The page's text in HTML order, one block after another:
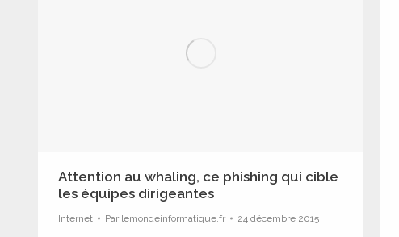
Attention au whaling, ce phishing qui cible
les équipes dirigeantes
Internet Par lemondeinformatique.fr 24 décembre 2015